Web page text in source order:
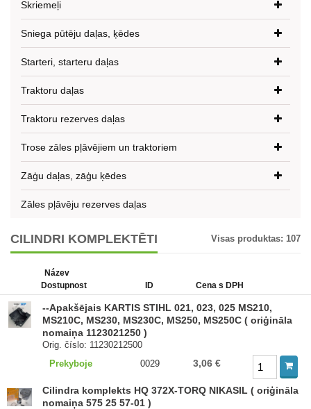
Skriemeļi
Sniega pūtēju daļas, ķēdes
Starteri, starteru daļas
Traktoru daļas
Traktoru rezerves daļas
Trose zāles pļāvējiem un traktoriem
Zāģu daļas, zāģu ķēdes
Zāles pļāvēju rezerves daļas
CILINDRI KOMPLEKTĒTI Visas produktas: 107
Název
Dostupnost
ID Cena s DPH
--Apakšējais KARTIS STIHL 021, 023, 025 MS210,
MS210C, MS230, MS230C, MS250, MS250C ( oriģināla
nomaiņa 1123021250 )
Orig. číslo: 11230212500
Prekyboje
0029 3,06 €
Cilindra komplekts HQ 372X-TORQ NIKASIL ( oriģināla
nomaiņa 575 25 57-01 )